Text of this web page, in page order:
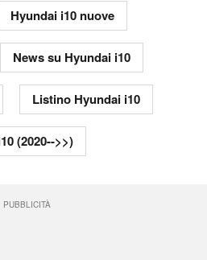
Hyundai i10 nuove
News su Hyundai i10
Listino Hyundai i10
(2020-->>)
PUBBLICITÀ